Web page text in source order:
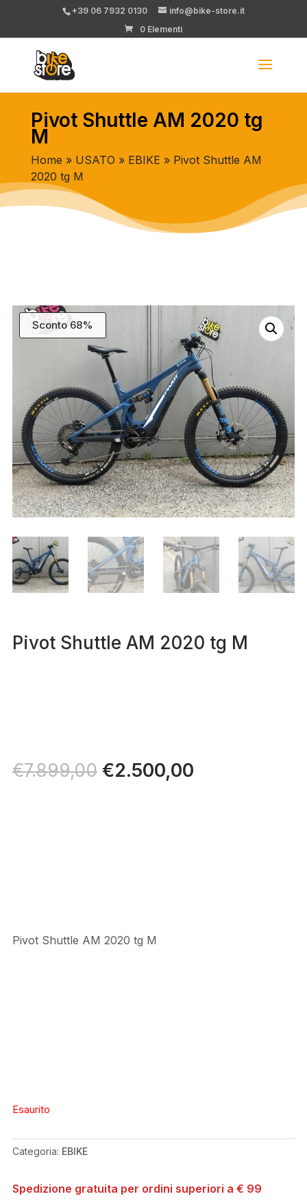
+39 06 7932 0130
info@bike-store.it
0 Elementi
Pivot Shuttle AM 2020 tg
M
Home » USATO » EBIKE » Pivot Shuttle AM
2020 tg M
Sconto 68%
Pivot Shuttle AM 2020 tg M
€7.899,00 Il
€2.500,00Il
Pivot Shuttle AM 2020 tg M
Esaurito
Categoria: EBIKE
Spedizione gratuita per ordini superiori a € 99